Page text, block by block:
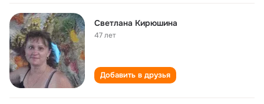
Светлана Кирюшина
47 лет
Добавить в друзья